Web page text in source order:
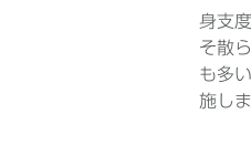
身支
そ散
も多
施し